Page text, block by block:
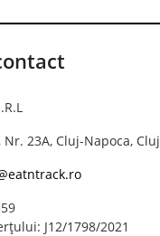
23A, Cluj-Napoca, Cluj
J12/1798/2021